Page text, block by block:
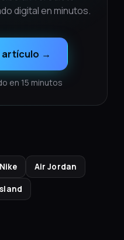
digital en minutos.
artículo →
en 15 minutos
Nike Air Jordan